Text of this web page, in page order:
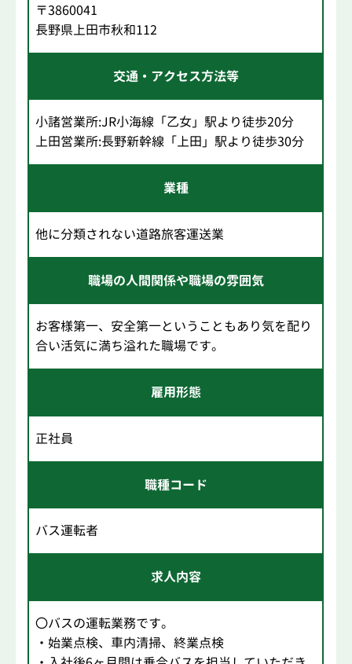
〒3860041
長野県上田市秋和112
交通・アクセス方法等
小諸営業所:JR小海線「乙女」駅より徒歩20分
上田営業所:長野新幹線「上田」駅より徒歩30分
業種
他に分類されない道路旅客運送業
職場の人間関係や職場の雰囲気
お客様第一、安全第一ということもあり気を配り
合い活気に満ち溢れた職場です。
雇用形態
正社員
職種コード
バス運転者
求人内容
〇バスの運転業務です。
・始業点検、車内清掃、終業点検